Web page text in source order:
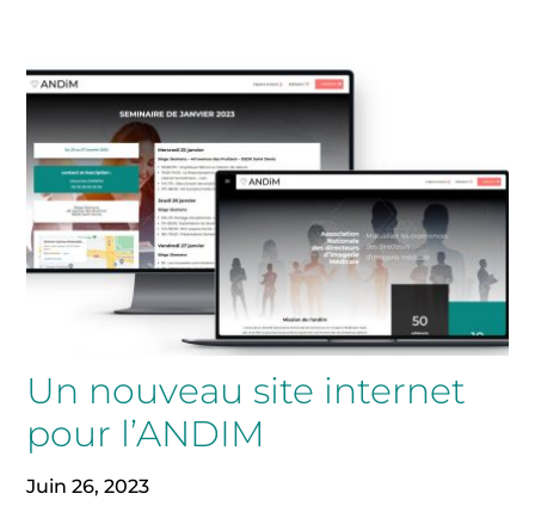
Un nouveau site internet
pour l’ANDIM
Juin 26, 2023